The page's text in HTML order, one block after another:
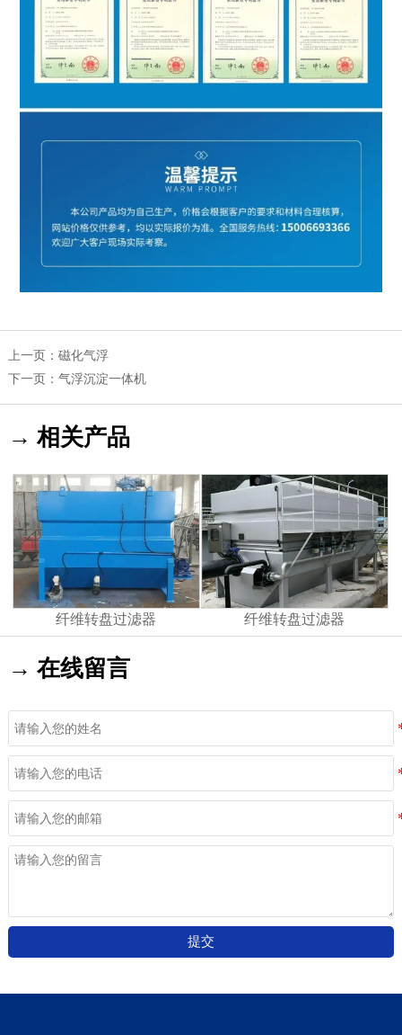
上一页： 磁化气浮
下一页： 气浮沉淀一体机
→ 相关产品
纤维转盘过滤器 纤维转盘过滤器
→ 在线留言
提交